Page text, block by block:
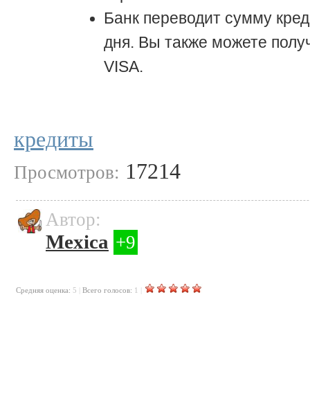
Банк переводит сумму
дня. Вы также можете
VISA.
кредиты
Просмотров: 17214
Автор:
Mexica +9
Cредняя оценка: 5 Всего голосов: 1